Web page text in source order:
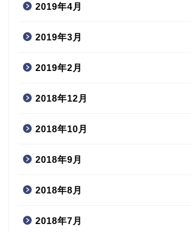
2019年4月
2019年3月
2019年2月
2018年12月
2018年10月
2018年9月
2018年8月
2018年7月